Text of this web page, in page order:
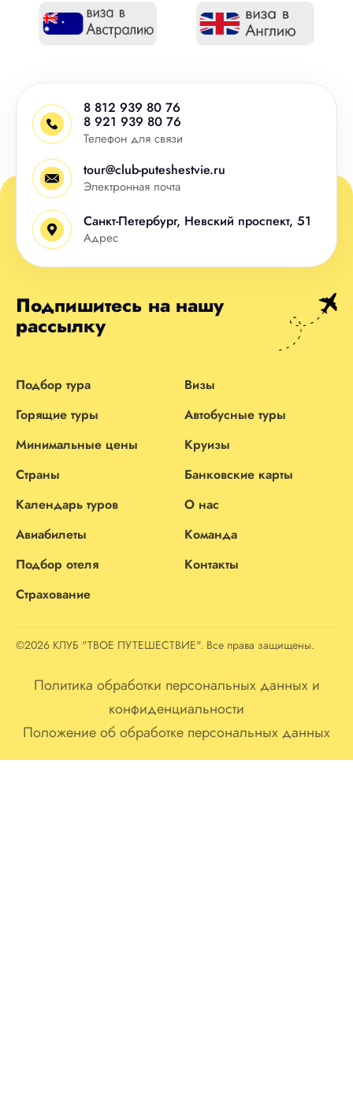
8 812 939 80 76
8 921 939 80 76
Телефон для связи
tour@club-puteshestvie.ru
Электронная почта
Санкт-Петербург, Невский проспект, 51
Адрес
Подпишитесь на нашу
рассылку
Подбор тура
Горящие туры
Минимальные цены
Страны
Календарь туров
Авиабилеты
Подбор отеля
Страхование
Визы
Автобусные туры
Круизы
Банковские карты
О нас
Команда
Контакты
©2026 КЛУБ "ТВОЕ ПУТЕШЕСТВИЕ". Все права защищены.
Политика обработки персональных данных и
конфиденциальности
Положение об обработке персональных данных